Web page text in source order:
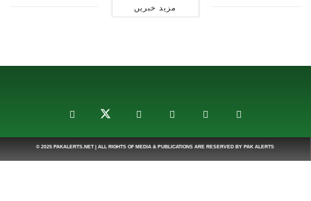
مزید خبریں
© 2025 PAKALERTS.NET| ALL RIGHTS OF MEDIA & PUBLICATIONS ARE RESERVED BY PAK ALERTS